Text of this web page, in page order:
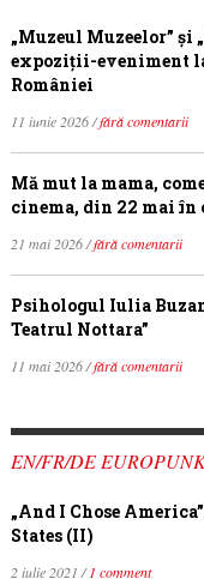
„Muzeul Muzeelor” și
expoziții-eveniment
României
11 iunie 2026 /fără comentarii
Mă mut la mama,
cinema, din 22 mai în
21 mai 2026 /fără comentarii
Psihologul Iulia
Teatrul Nottara”
11 mai 2026 /fără comentarii
EN/FR/DE
„And I Chose
States (II)
2 iulie 2021 /1 comment